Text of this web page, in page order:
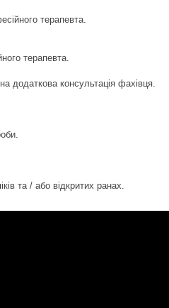
терапевта.
терапевта.
додаткова консультація фахівця.
та / або відкритих ранах.